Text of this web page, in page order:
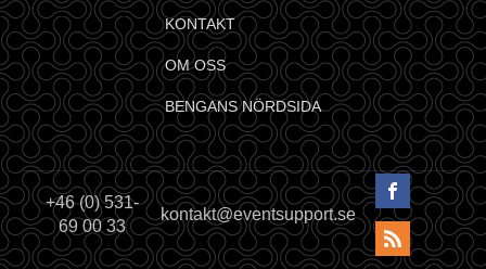
KONTAKT
OM OSS
BENGANS NÖRDSIDA
+46 (0) 531-
69 00 33
kontakt@eventsupport.se